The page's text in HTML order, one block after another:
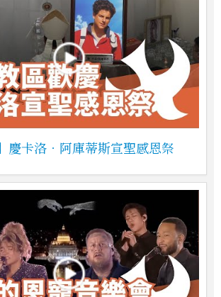
慶卡洛．阿庫蒂斯宣聖感恩祭